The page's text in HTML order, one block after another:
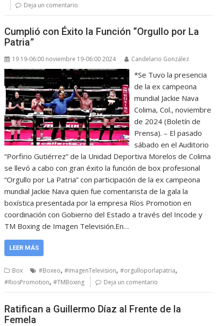
Deja un comentario
Cumplió con Éxito la Función “Orgullo por La
Patria”
19 19-06:00 noviembre 19-06:00 2024 Candelario González
*Se Tuvo la presencia
de la ex campeona
mundial Jackie Nava
Colima, Col., noviembre
de 2024 (Boletín de
Prensa). – El pasado
sábado en el Auditorio
“Porfirio Gutiérrez” de la Unidad Deportiva Morelos de Colima
se llevó a cabo con gran éxito la función de box profesional
“Orgullo por La Patria” con participación de la ex campeona
mundial Jackie Nava quien fue comentarista de la gala la
boxística presentada por la empresa Ríos Promotion en
coordinación con Gobierno del Estado a través del Incode y
TM Boxing de Imagen Televisión.En…
LEER MÁS
Box #Boxeo,#ImagenTelevision,#orgulloporlapatria,
#RiosPromotion,#TMBoxing Deja un comentario
Ratifican a Guillermo Díaz al Frente de la
Femela